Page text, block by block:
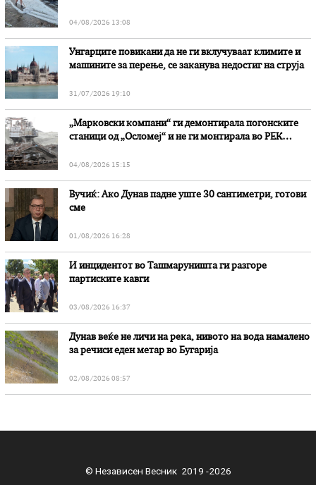
04/08/2026 13:08
Унгарците повикани да не ги вклучуваат климите и
машините за перење, се заканува недостиг на струја
31/07/2026 19:10
„Марковски компани“ ги демонтирала погонските
станици од „Осломеј“ и не ги монтирала во РЕК
04/08/2026 15:15
Вучиќ: Ако Дунав падне уште 30 сантиметри, готови
сме
01/08/2026 16:28
И инцидентот во Ташмаруништa ги разгоре
партиските кавги
03/08/2026 16:37
Дунав веќе не личи на река, нивото на вода намалено
за речиси еден метар во Бугарија
02/08/2026 08:57
© Независен Весник 2019 -2026